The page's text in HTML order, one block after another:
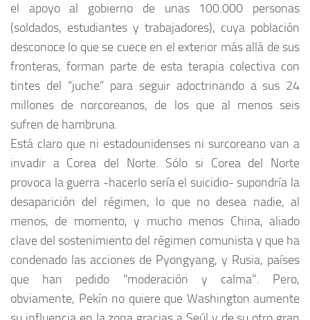
el apoyo al gobierno de unas 100.000 personas
(soldados, estudiantes y trabajadores), cuya población
desconoce lo que se cuece en el exterior más allá de sus
fronteras, forman parte de esta terapia colectiva con
tintes del “juche” para seguir adoctrinando a sus 24
millones de norcoreanos, de los que al menos seis
sufren de hambruna.
Está claro que ni estadounidenses ni surcoreano van a
invadir a Corea del Norte. Sólo si Corea del Norte
provoca la guerra -hacerlo sería el suicidio- supondría la
desaparición del régimen, lo que no desea nadie, al
menos, de momento, y mucho menos China, aliado
clave del sostenimiento del régimen comunista y que ha
condenado las acciones de Pyongyang, y Rusia, países
que han pedido “moderación y calma”. Pero,
obviamente, Pekín no quiere que Washington aumente